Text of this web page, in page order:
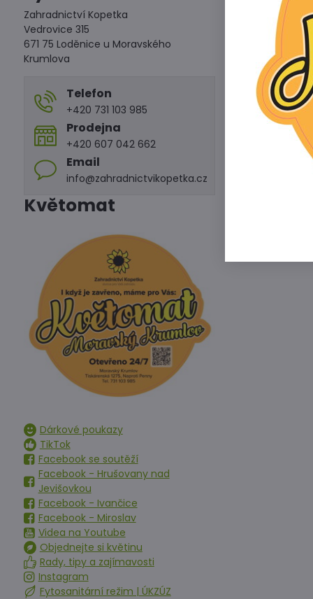
Dlužicha -
Dostupné
Zahradnictví Kopetka
Vedrovice 315
671 75 Loděnice u Moravského
Krumlova
Telefon
+420 731 103 985
Prodejna
+420 607 042 662
Email
info@zahradnictvikopetka.cz
Květomat
Dárkové poukazy
TikTok
Facebook se soutěží
Facebook - Hrušovany nad
Jevišovkou
Facebook - Ivančice
Facebook - Miroslav
Videa na Youtube
Objednejte si květinu
Rady, tipy a zajímavosti
Instagram
Fytosanitární režim | ÚKZÚZ